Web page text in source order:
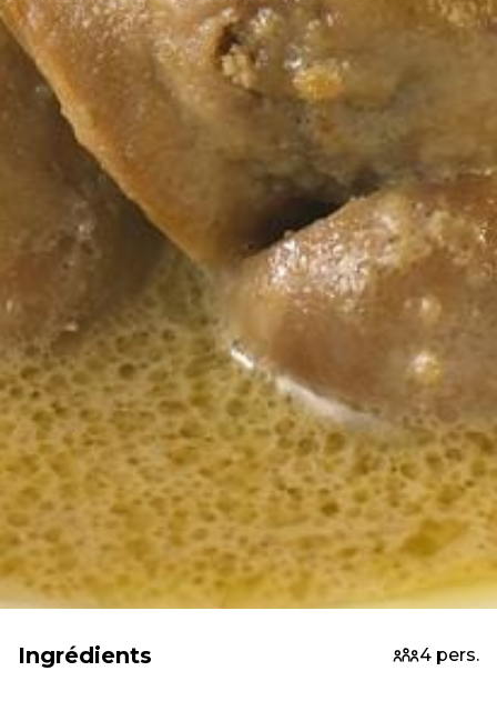
Ingrédients 4 pers.